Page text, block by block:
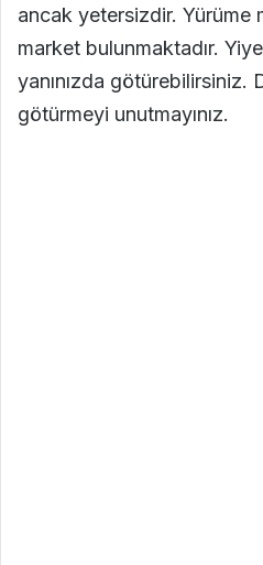
ancak yetersizdir. Yürüme
market bulunmaktadır.
yanınızda götürebilirsiniz.
götürmeyi unutmayınız.